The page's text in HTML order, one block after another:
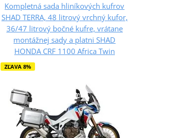
Kompletná sada hliníkových kufrov
SHAD TERRA, 48 litrový vrchný kufor,
36/47 litrový bočné kufre, vrátane
montážnej sady a platni SHAD
HONDA CRF 1100 Africa Twin
ZĽAVA 8%